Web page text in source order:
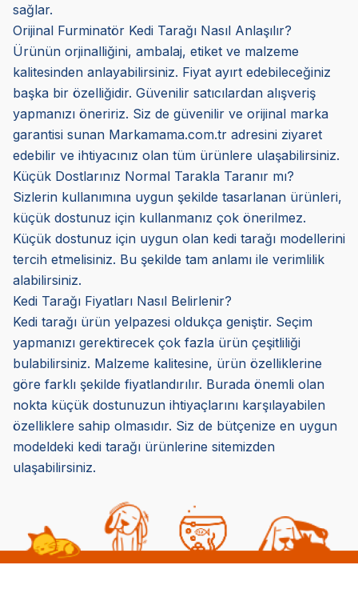
sağlar.
Orijinal Furminatör Kedi Tarağı Nasıl Anlaşılır?
Ürünün orjinalliğini, ambalaj, etiket ve malzeme
kalitesinden anlayabilirsiniz. Fiyat ayırt edebileceğiniz
başka bir özelliğidir. Güvenilir satıcılardan alışveriş
yapmanızı öneririz. Siz de güvenilir ve orijinal marka
garantisi sunan Markamama.com.tr adresini ziyaret
edebilir ve ihtiyacınız olan tüm ürünlere ulaşabilirsiniz.
Küçük Dostlarınız Normal Tarakla Taranır mı?
Sizlerin kullanımına uygun şekilde tasarlanan ürünleri,
küçük dostunuz için kullanmanız çok önerilmez.
Küçük dostunuz için uygun olan kedi tarağı modellerini
tercih etmelisiniz. Bu şekilde tam anlamı ile verimlilik
alabilirsiniz.
Kedi Tarağı Fiyatları Nasıl Belirlenir?
Kedi tarağı ürün yelpazesi oldukça geniştir. Seçim
yapmanızı gerektirecek çok fazla ürün çeşitliliği
bulabilirsiniz. Malzeme kalitesine, ürün özelliklerine
göre farklı şekilde fiyatlandırılır. Burada önemli olan
nokta küçük dostunuzun ihtiyaçlarını karşılayabilen
özelliklere sahip olmasıdır. Siz de bütçenize en uygun
modeldeki kedi tarağı ürünlerine sitemizden
ulaşabilirsiniz.